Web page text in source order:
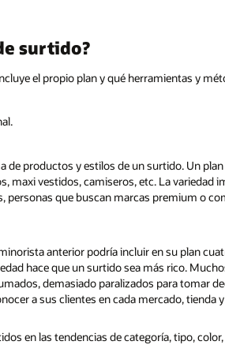
surtido?
el propio plan y qué herramientas y
de productos y estilos de un surtido. Un
maxi vestidos, camiseros, etc. La variedad
personas que buscan marcas premium o
anterior podría incluir en su plan
hace que un surtido sea más rico.
demasiado paralizados para tomar
a sus clientes en cada mercado, tienda
en las tendencias de categoría, tipo,